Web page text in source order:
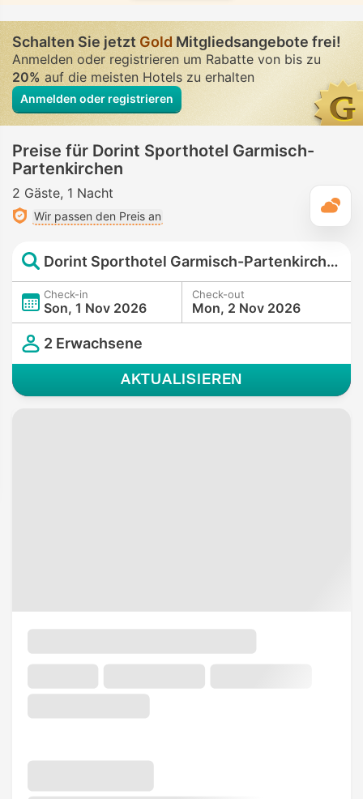
Schalten Sie jetztGold Mitgliedsangebote frei!
Anmelden oder registrieren um Rabatte von bis zu
20%auf die meisten Hotels zu erhalten
Anmelden oder registrieren
Preise für Dorint Sporthotel Garmisch-
Partenkirchen
2 Gäste 1 Nacht
Wir passen den Preis an
Dorint Sporthotel Garmisch-Partenkirchen
Check-in
Son, 1 Nov 2026
Check-out
Mon, 2 Nov 2026
2 Erwachsene
AKTUALISIEREN